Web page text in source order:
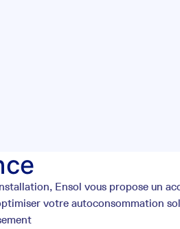
Ensol vous propose un
votre autoconsommation